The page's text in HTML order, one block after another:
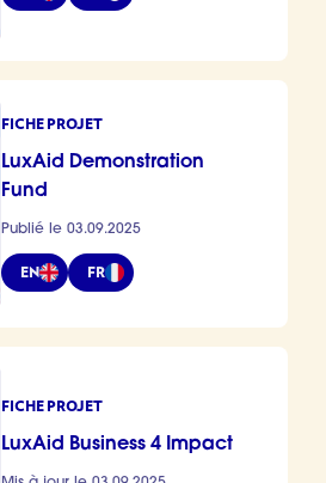
FICHE PROJET
LuxAid Demonstration
Fund
Publié le 03.09.2025
EN FR
FICHE PROJET
LuxAid Business 4 Impact